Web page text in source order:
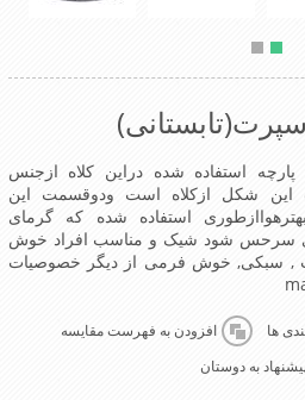
استفاده شده دراین کلاه ازجنس
این شکل ازکلاه است ودوقسمت این
استفاده شده که گرمای
سرحس شود شیک و مناسب افراد خوش
سبکی, خوش فرمی از دیگر خصوصیات
ها افزودن به فهرست مقایسه
به دوستان